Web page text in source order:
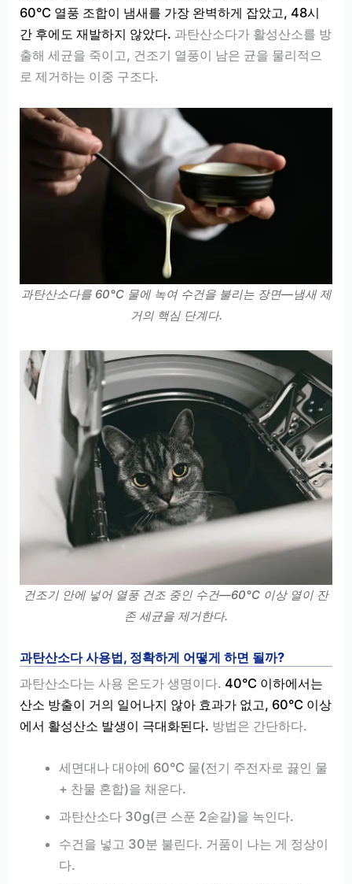
60°C 열풍 조합이 냄새를 가장 완벽하게 잡았고, 48시
간 후에도 재발하지 않았다. 과탄산소다가 활성산소를 방
출해 세균을 죽이고, 건조기 열풍이 남은 균을 물리적으
로 제거하는 이중 구조다.
과탄산소다를 60°C 물에 녹여 수건을 불리는 장면—냄새 제
거의 핵심 단계다.
건조기 안에 넣어 열풍 건조 중인 수건—60°C 이상 열이 잔
존 세균을 제거한다.
과탄산소다 사용법, 정확하게 어떻게 하면 될까?
과탄산소다는 사용 온도가 생명이다.40°C 이하에서는
산소 방출이 거의 일어나지 않아 효과가 없고, 60°C 이상
에서 활성산소 발생이 극대화된다. 방법은 간단하다.
세면대나 대야에 60°C 물(전기 주전자로 끓인 물
+ 찬물 혼합)을 채운다.
과탄산소다 30g(큰 스푼 2숟갈)을 녹인다.
수건을 넣고 30분 불린다. 거품이 나는 게 정상이
다.